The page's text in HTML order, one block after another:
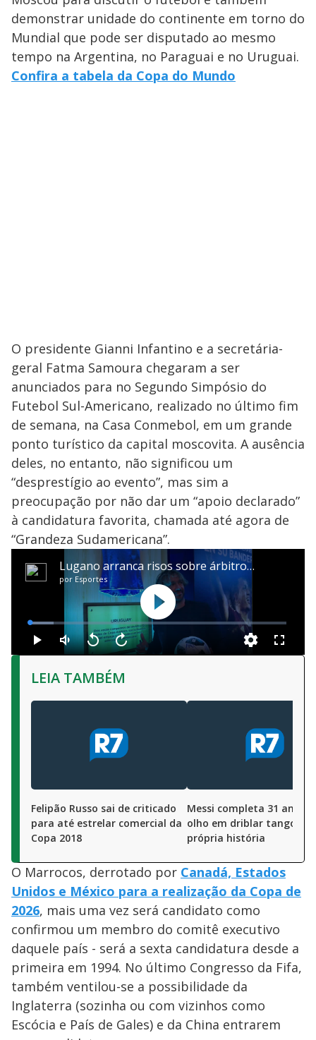
demonstrar unidade do continente em torno do
Mundial que pode ser disputado ao mesmo
tempo na Argentina, no Paraguai e no Uruguai.
Confira a tabela da Copa do Mundo
O presidente Gianni Infantino e a secretária-
geral Fatma Samoura chegaram a ser
anunciados para no Segundo Simpósio do
Futebol Sul-Americano, realizado no último fim
de semana, na Casa Conmebol, em um grande
ponto turístico da capital moscovita. A ausência
deles, no entanto, não significou um
“desprestígio ao evento”, mas sim a
preocupação por não dar um “apoio declarado”
à candidatura favorita, chamada até agora de
“Grandeza Sudamericana”.
LEIA TAMBÉM
Felipão Russo sai de criticado
para até estrelar comercial da
Copa 2018
Messi completa 31 anos
olho em driblar tango da
própria história
O Marrocos, derrotado por Canadá, Estados
Unidos e México para a realização da Copa de
2026, mais uma vez será candidato como
confirmou um membro do comitê executivo
daquele país - será a sexta candidatura desde a
primeira em 1994. No último Congresso da Fifa,
também ventilou-se a possibilidade da
Inglaterra (sozinha ou com vizinhos como
Escócia e País de Gales) e da China entrarem